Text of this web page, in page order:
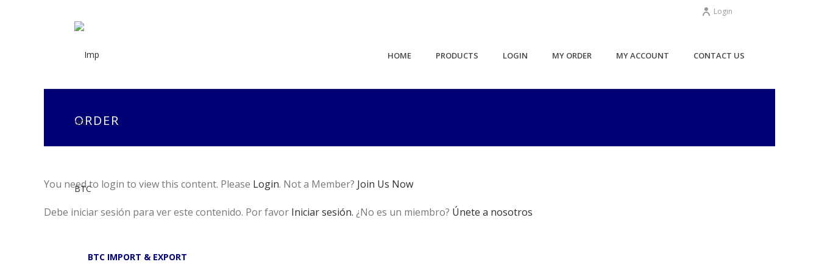
Login
HOME PRODUCTS LOGIN MY ORDER MY ACCOUNT CONTACT US
ORDER
You need to login to view this content. Please Login. Not a Member? Join Us Now
Debe iniciar sesión para ver este contenido. Por favor Iniciar sesión. ¿No es un miembro? Únete a nosotros
BTC IMPORT & EXPORT